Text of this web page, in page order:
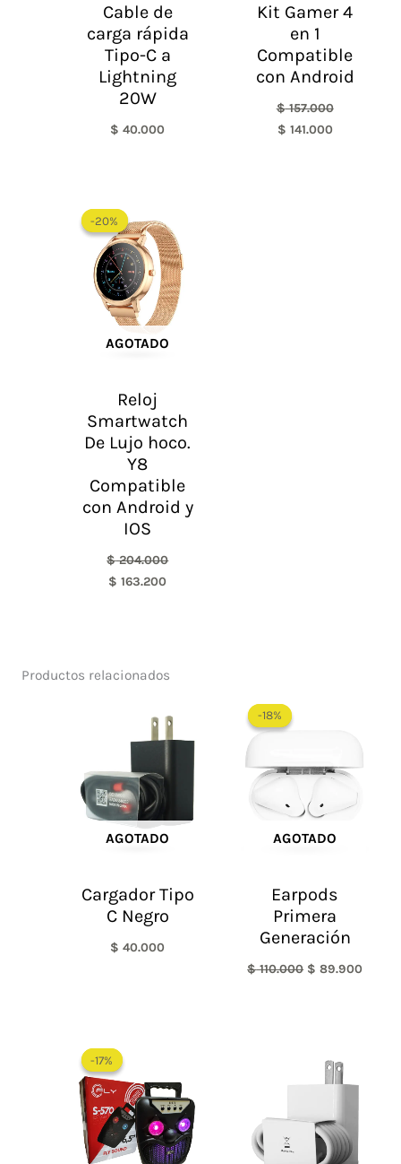
Cable de
carga rápida
Tipo-C a
Lightning
20W
$ 40.000
Kit Gamer 4
en 1
Compatible
con Android
$157.000
$ 141.000
-20%
AGOTADO
-20%
Reloj
Smartwatch
De Lujo hoco.
Y8
Compatible
con Android y
IOS
$204.000
precio
original
era:
$ 204.000.
$ 163.200
actual
es:
$ 163.200.
Productos relacionados
AGOTADO
Cargador Tipo
C Negro
$ 40.000
-18%
AGOTADO
-18%
Earpods
Primera
Generación
$110.000 $ 89.900
-17%
-17%
era:
$ 72.000.$ 60.000.